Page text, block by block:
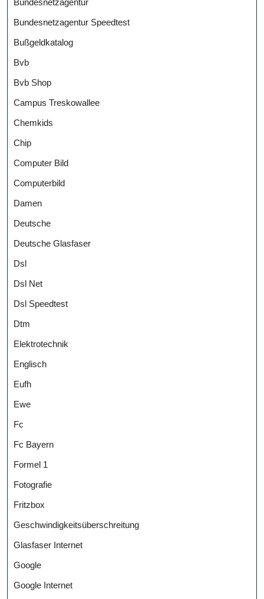
Bundesnetzagentur Speedtest
Bußgeldkatalog
Bvb
Bvb Shop
Campus Treskowallee
Chemkids
Chip
Computer Bild
Computerbild
Damen
Deutsche
Deutsche Glasfaser
Dsl
Dsl Net
Dsl Speedtest
Dtm
Elektrotechnik
Englisch
Eufh
Ewe
Fc
Fc Bayern
Formel 1
Fotografie
Fritzbox
Geschwindigkeitsüberschreitung
Glasfaser Internet
Google
Google Internet